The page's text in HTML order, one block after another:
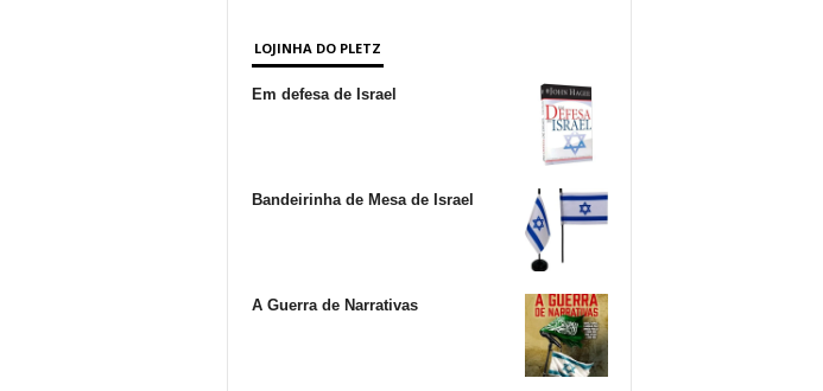
LOJINHA DO PLETZ
Em defesa de Israel
Bandeirinha de Mesa de Israel
A Guerra de Narrativas